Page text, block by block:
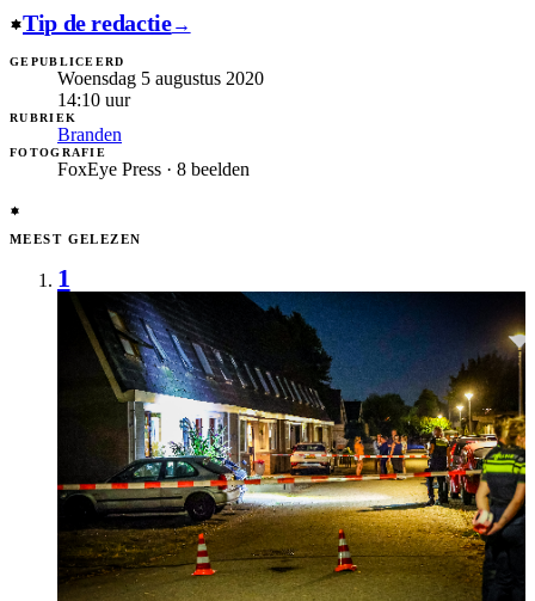
Tip de redactie→
GEPUBLICEERD
Woensdag 5 augustus 2020
14:10 uur
RUBRIEK
Branden
FOTOGRAFIE
FoxEye Press · 8 beelden
MEEST GELEZEN
1